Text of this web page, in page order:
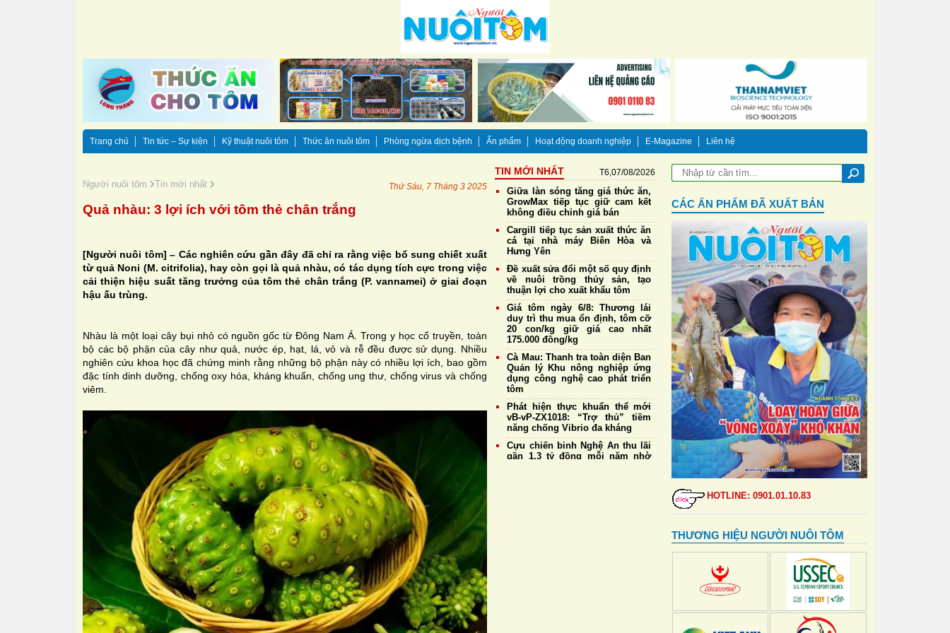
Trang chủ Tin tức – Sự kiện Kỹ thuật nuôi tôm Thức ăn nuôi tôm Phòng ngừa dịch bệnh Ấn phẩm Hoạt động doanh nghiệp E-Magazine Liên hệ
Người nuôi tôm Tin mới nhất Thứ Sáu, 7 Tháng 3 2025
Quả nhàu: 3 lợi ích với tôm thẻ chân trắng
[Người nuôi tôm] – Các nghiên cứu gần đây đã chỉ ra rằng việc bổ sung chiết xuất
từ quả Noni (M. citrifolia), hay còn gọi là quả nhàu, có tác dụng tích cực trong việc
cải thiện hiệu suất tăng trưởng của tôm thẻ chân trắng(P. vannamei)ở giai đoạn
hậu ấu trùng.
Nhàu là một loại cây bụi nhỏ có nguồn gốc từ Đông Nam Á. Trong y học cổ truyền, toàn
bộ các bộ phận của cây như quả, nước ép, hạt, lá, vỏ và rễ đều được sử dụng. Nhiều
nghiên cứu khoa học đã chứng minh rằng những bộ phận này có nhiều lợi ích, bao gồm
đặc tính dinh dưỡng, chống oxy hóa, kháng khuẩn, chống ung thư, chống virus và chống
viêm.
TIN MỚI NHẤT T6,07/08/2026
Giữa làn sóng tăng giá thức ăn,
GrowMax tiếp tục giữ cam kết
không điều chỉnh giá bán
Cargill tiếp tục sản xuất thức ăn
cá tại nhà máy Biên Hòa và
Hưng Yên
Đề xuất sửa đổi một số quy định
về nuôi trồng thủy sản, tạo
thuận lợi cho xuất khẩu tôm
Giá tôm ngày 6/8: Thương lái
duy trì thu mua ổn định, tôm cỡ
20 con/kg giữ giá cao nhất
175.000 đồng/kg
Cà Mau: Thanh tra toàn diện Ban
Quản lý Khu nông nghiệp ứng
dụng công nghệ cao phát triển
tôm
Phát hiện thực khuẩn thể mới
vB-vP-ZX1018: “Trợ thủ” tiềm
năng chống Vibrio đa kháng
Cựu chiến binh Nghệ An thu lãi
gần 1,3 tỷ đồng mỗi năm nhờ
CÁC ẤN PHẨM ĐÃ XUẤT BẢN
HOTLINE: 0901.01.10.83
THƯƠNG HIỆU NGƯỜI NUÔI TÔM